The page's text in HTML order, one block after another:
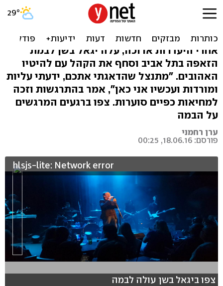
לראשונה מזה שנתיים, יגאל
בשן שב לבמה
אחרי היעדרות ארוכה, עלה יגאל בשן לבמת
הזאפה בתל אביב וסחף את הקהל עם להיטיו
האהובים. "מתנצל שהדאגתי אתכם, ידעתי עליות
ומורדות ועכשיו אני כאן", אמר בהתרגשות וזכה
למחיאות כפיים סוערות. צפו ברגעים המרגשים
על הבמה
ערן רחמני
פורסם: 18.06.16, 00:25
hlsjs-lite: Network error
צפו ביגאל בשן עולה לבמה